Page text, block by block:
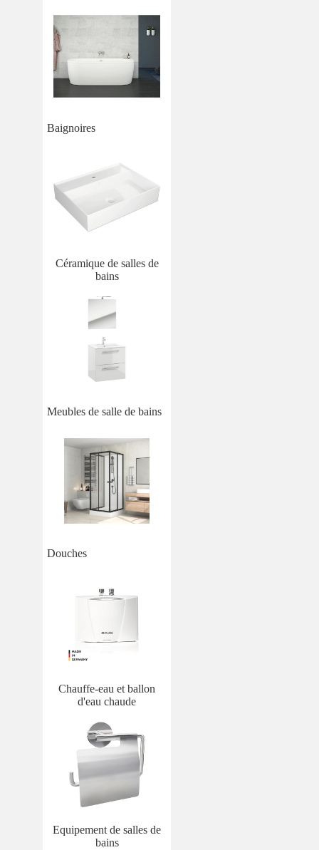
Baignoires
Céramique de salles de
bains
Meubles de salle de bains
Douches
Chauffe-eau et ballon
d'eau chaude
Equipement de salles de
bains